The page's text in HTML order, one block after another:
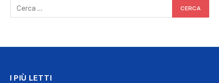
I PIÙ LETTI